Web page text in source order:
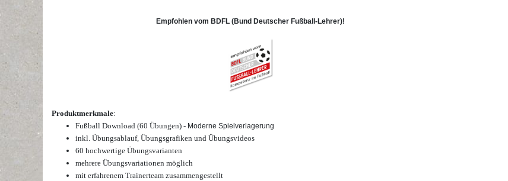
Empfohlen vom BDFL (Bund Deutscher Fußball-Lehrer)!
Produktmerkmale:
Fußball Download (60 Übungen) - Moderne Spielverlagerung
inkl. Übungsablauf, Übungsgrafiken und Übungsvideos
60 hochwertige Übungsvarianten
mehrere Übungsvariationen möglich
mit erfahrenem Trainerteam zusammengestellt